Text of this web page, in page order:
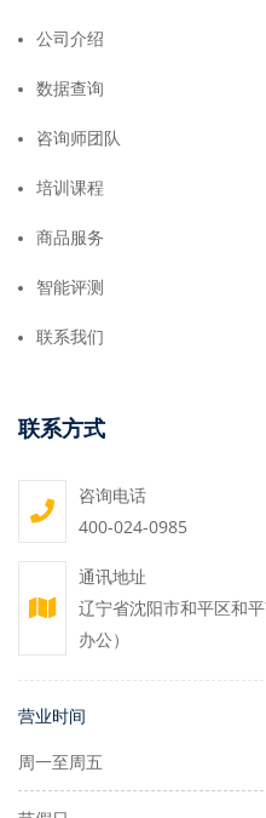
公司介绍
数据查询
咨询师团队
培训课程
商品服务
智能评测
联系我们
联系方式
咨询电话
400-024-0985
通讯地址
辽宁省沈阳市和平区和
办公）
营业时间
周一至周五